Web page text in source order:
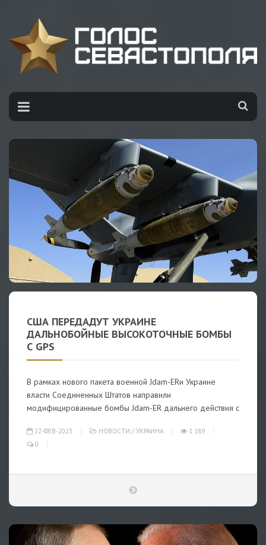
США ПЕРЕДАДУТ УКРАИНЕ
ДАЛЬНОБОЙНЫЕ ВЫСОКОТОЧНЫЕ БОМБЫ
С GPS
В рамках нового пакета военной Jdam-ERи Украине
власти Соединенных Штатов направили
модифицированные бомбы Jdam-ER дальнего действия с
22-ФЕВ-2023 НОВОСТИ / УКРАИНА
1 189
0